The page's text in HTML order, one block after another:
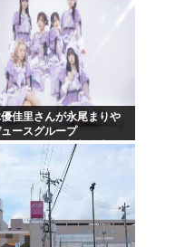
佳里さんが永尾まりや
ースグループ
」に加入発表！
グループと兼任へ【元
ゆかるん・まりやぎ】